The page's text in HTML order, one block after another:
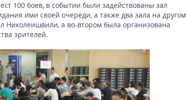
100 боев, в событии были задействованы зал
ими своей очереди, а также два зала на другом
Николеишвили, а во-втором была организована
зрителей.